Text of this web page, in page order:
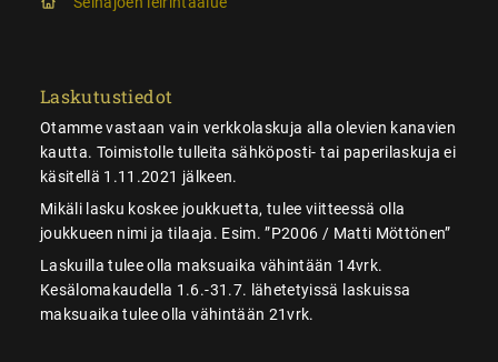
Laskutustiedot
Otamme vastaan vain verkkolaskuja alla olevien kanavien
kautta. Toimistolle tulleita sähköposti- tai paperilaskuja ei
käsitellä 1.11.2021 jälkeen.
Mikäli lasku koskee joukkuetta, tulee viitteessä olla
joukkueen nimi ja tilaaja. Esim. ”P2006 / Matti Möttönen”
Laskuilla tulee olla maksuaika vähintään 14vrk.
Kesälomakaudella 1.6.-31.7. lähetetyissä laskuissa
maksuaika tulee olla vähintään 21vrk.